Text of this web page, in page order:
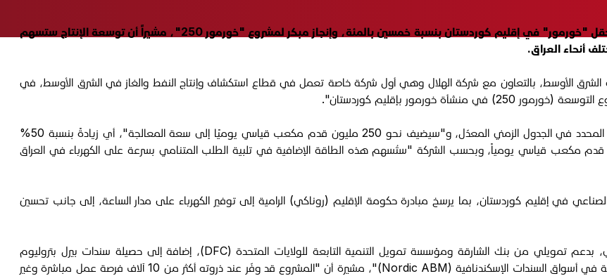
أعلنت شركة "دانا غاز" مع شركة "نفط الهلال" رفع الطاقة الإنتاجية لحقل "خورمور" في إقليم كوردستان بنسبة خمسين بالمئة، وإنجاز مبكر لمشروع "خورمور 250"، مشيراً أن توسعة الإنتاج ستسهم
أنحاء العراق.
الأوسط، بالتعاون مع شركة الهلال وهي أول شركة خاصة تعمل في قطاع استكشاف وإنتاج النفط والغاز في الشرق الأوسط، في
وأشارت الشركة إلى أن المشروع أنجز قبل ثمانية أشهر من موعده النهائي المحدد في الجدول الزمني المعدّل، و"سيضيف نحو 250 مليون قدم مكعب قياسي يوميًا إلى سعة المعالجة"، أي زيادةً بنسبة 50%
الحالية، لترتفع القدرة الإجمالية لحقل خورمور إلى 750 مليون قدم مكعب قياسي يومياً، وبحسب الشركة "ستُسهم هذه الطاقة الإضافية في تلبية الطلب المتنامي بسرعة على الكهرباء في العراق
في إقليم كوردستان، بما يرسخ مبادرة حكومة الإقليم (روناكي) الرامية إلى توفير الكهرباء على مدار الساعة، إلى جانب تحسين
أوضحت الشركة أن "إجمالي استثمارات المشروع بلغ 1.1 مليار دولار أميركي، بدعم تمويلي من بنك الشارقة ومؤسسة تمويل التنمية التابعة للولايات المتحدة (DFC)، إضافة إلى حصيلة سندات بيرل بتروليوم
الصادرة في عام 2024 والبالغة قيمتها 350 مليون دولار أمريكي والمدرجة في أسواق السندات الإسكندنافية (Nordic ABM)"، مشيرة أن "المشروع قد وفّر عند ذروته أكثر من 10 آلاف فرصة عمل مباشرة وغير